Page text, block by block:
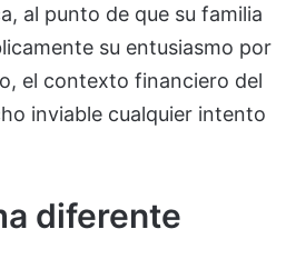
al punto de que su familia
su entusiasmo por
el contexto financiero del
inviable cualquier intento
diferente